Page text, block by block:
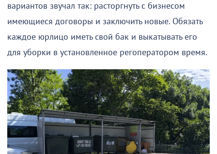
вариантов звучал так: расторгнуть с бизнесом
имеющиеся договоры и заключить новые. Обязать
каждое юрлицо иметь свой бак и выкатывать его
для уборки в установленное регоператором время.